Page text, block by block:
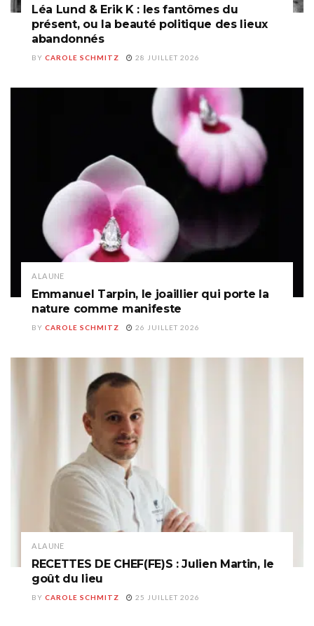
Léa Lund & Erik K : les fantômes du
présent, ou la beauté politique des lieux
abandonnés
BY CAROLE SCHMITZ 28 JUILLET 2026
A LA UNE
Emmanuel Tarpin, le joaillier qui porte la
nature comme manifeste
BY CAROLE SCHMITZ 26 JUILLET 2026
A LA UNE
RECETTES DE CHEF(FE)S : Julien Martin, le
goût du lieu
BY CAROLE SCHMITZ 25 JUILLET 2026